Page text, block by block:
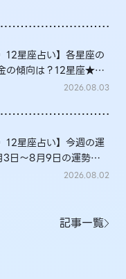
12星座占い】各星座の
の傾向は？12星座★徹
2026.08.03
12星座占い】今週の運
3日～8月9日の運勢
2026.08.02
記事一覧